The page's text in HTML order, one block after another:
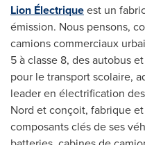
Lion Électriqueest un
émission. Nous pensons,
camions commerciaux
5 à classe 8, des autobus
pour le transport scolaire,
leader en électrification
Nord et conçoit, fabrique
composants clés de ses